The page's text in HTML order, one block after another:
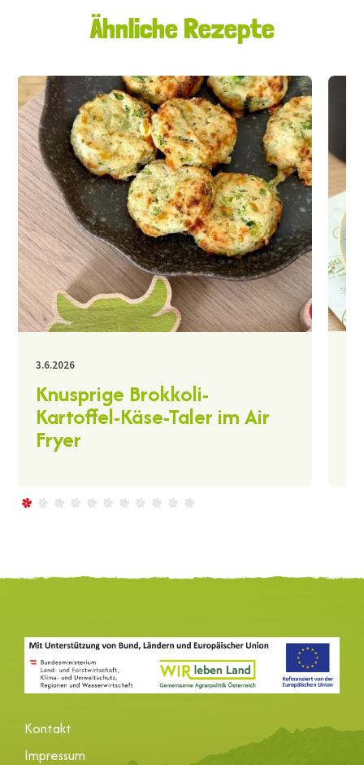
Ähnliche Rezepte
3.6.2026
Knusprige Brokkoli-
Kartoffel-Käse-Taler im Air
Fryer
Kontakt
Impressum